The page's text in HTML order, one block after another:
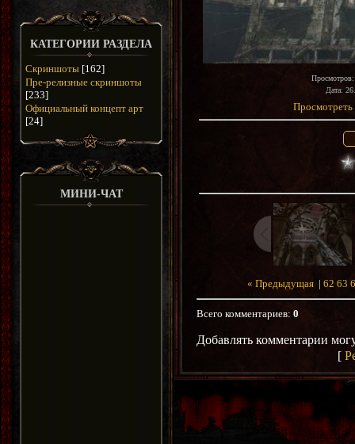
КАТЕГОРИИ РАЗДЕЛА
Скриншоты [162]
Пре-релизные скриншоты
[233]
Официальный концепт арт
[24]
МИНИ-ЧАТ
Просмотров
Дата:
Просмотреть
« Предыдущая | 62 63
Всего комментариев: 0
Добавлять комментарии
[